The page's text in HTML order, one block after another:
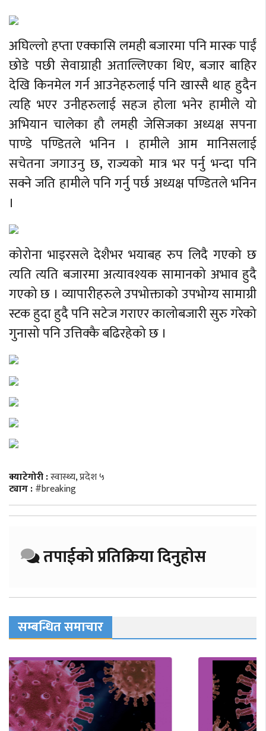
अघिल्लो हप्ता एक्कासि लमही बजारमा पनि मास्क पाईं
छोडे पछी सेवाग्राही अताल्लिएका थिए, बजार बाहिर
देखि किनमेल गर्न आउनेहरुलाई पनि खास्सै थाह हुदैन
त्यहि भएर उनीहरुलाई सहज होला भनेर हामीले यो
अभियान चालेका हौ लमही जेसिजका अध्यक्ष सपना
पाण्डे पण्डितले भनिन । हामीले आम मानिसलाई
सचेतना जगाउनु छ, राज्यको मात्र भर पर्नु भन्दा पनि
सक्ने जति हामीले पनि गर्नु पर्छ अध्यक्ष पण्डितले भनिन
।
कोरोना भाइरसले देशैभर भयाबह रुप लिदै गएको छ
त्यति त्यति बजारमा अत्यावश्यक सामानको अभाव हुदै
गएको छ । व्यापारीहरुले उपभोक्ताको उपभोग्य सामाग्री
स्टक हुदा हुदै पनि सटेज गराएर कालोबजारी सुरु गरेको
गुनासो पनि उत्तिक्कै बढिरहेको छ ।
क्याटेगोरी :स्वास्थ्य,प्रदेश ५
ट्याग :#breaking
तपाईको प्रतिक्रिया दिनुहोस
सम्बन्धित समाचार